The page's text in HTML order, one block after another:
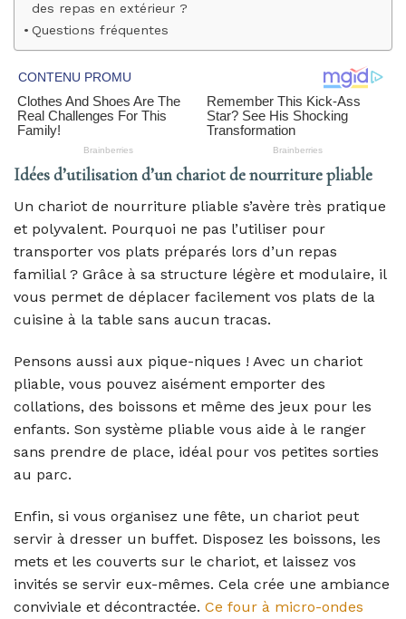
des repas en extérieur ?
Questions fréquentes
Idées d’utilisation d’un chariot de nourriture pliable
Un chariot de nourriture pliable s’avère très pratique
et polyvalent. Pourquoi ne pas l’utiliser pour
transporter vos plats préparés lors d’un repas
familial ? Grâce à sa structure légère et modulaire, il
vous permet de déplacer facilement vos plats de la
cuisine à la table sans aucun tracas.
Pensons aussi aux pique-niques ! Avec un chariot
pliable, vous pouvez aisément emporter des
collations, des boissons et même des jeux pour les
enfants. Son système pliable vous aide à le ranger
sans prendre de place, idéal pour vos petites sorties
au parc.
Enfin, si vous organisez une fête, un chariot peut
servir à dresser un buffet. Disposez les boissons, les
mets et les couverts sur le chariot, et laissez vos
invités se servir eux-mêmes. Cela crée une ambiance
conviviale et décontractée. Ce four à micro-ondes